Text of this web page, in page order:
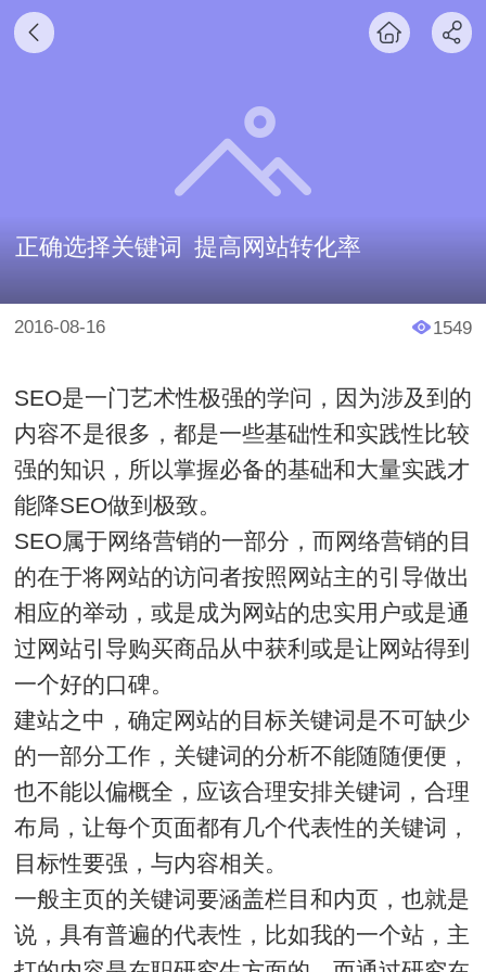
正确选择关键词 提高网站转化率
2016-08-16 1549
SEO是一门艺术性极强的学问，因为涉及到的
内容不是很多，都是一些基础性和实践性比较
强的知识，所以掌握必备的基础和大量实践才
能降SEO做到极致。
SEO属于网络营销的一部分，而网络营销的目
的在于将网站的访问者按照网站主的引导做出
相应的举动，或是成为网站的忠实用户或是通
过网站引导购买商品从中获利或是让网站得到
一个好的口碑。
建站之中，确定网站的目标关键词是不可缺少
的一部分工作，关键词的分析不能随随便便，
也不能以偏概全，应该合理安排关键词，合理
布局，让每个页面都有几个代表性的关键词，
目标性要强，与内容相关。
一般主页的关键词要涵盖栏目和内页，也就是
说，具有普遍的代表性，比如我的一个站，主